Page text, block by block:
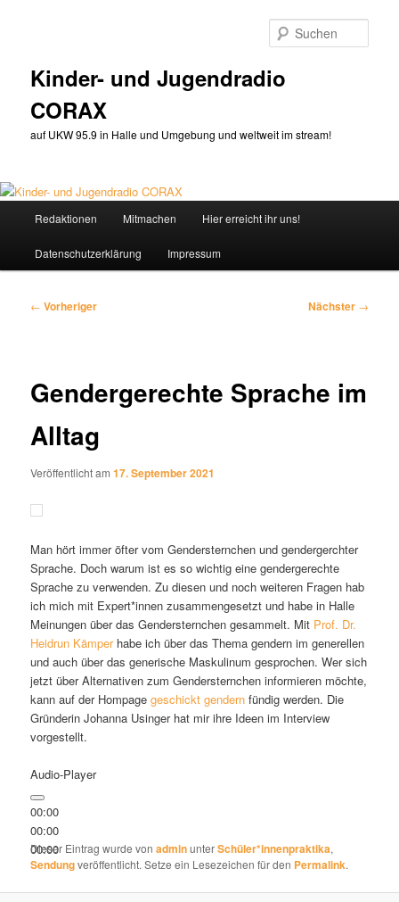
Kinder- und Jugendradio
CORAX
auf UKW 95.9 in Halle und Umgebung und weltweit im stream!
Redaktionen Mitmachen Hier erreicht ihr uns!
Datenschutzerklärung Impressum
Beitragsnavigation
← Vorheriger Nächster →
Gendergerechte Sprache im
Alltag
Veröffentlicht am17. September 2021
Man hört immer öfter vom Gendersternchen und gendergerchter
Sprache. Doch warum ist es so wichtig eine gendergerechte
Sprache zu verwenden. Zu diesen und noch weiteren Fragen hab
ich mich mit Expert*innen zusammengesetzt und habe in Halle
Meinungen über das Gendersternchen gesammelt. Mit Prof. Dr.
Heidrun Kämperhabe ich über das Thema gendern im generellen
und auch über das generische Maskulinum gesprochen. Wer sich
jetzt über Alternativen zum Gendersternchen informieren möchte,
kann auf der Hompagegeschickt gendern fündig werden. Die
Gründerin Johanna Usinger hat mir ihre Ideen im Interview
vorgestellt.
Audio-Player
00:00
00:00
00:00
Dieser Eintrag wurde vonadminunterSchüler*innenpraktika,
Sendungveröffentlicht. Setze ein Lesezeichen für den Permalink.